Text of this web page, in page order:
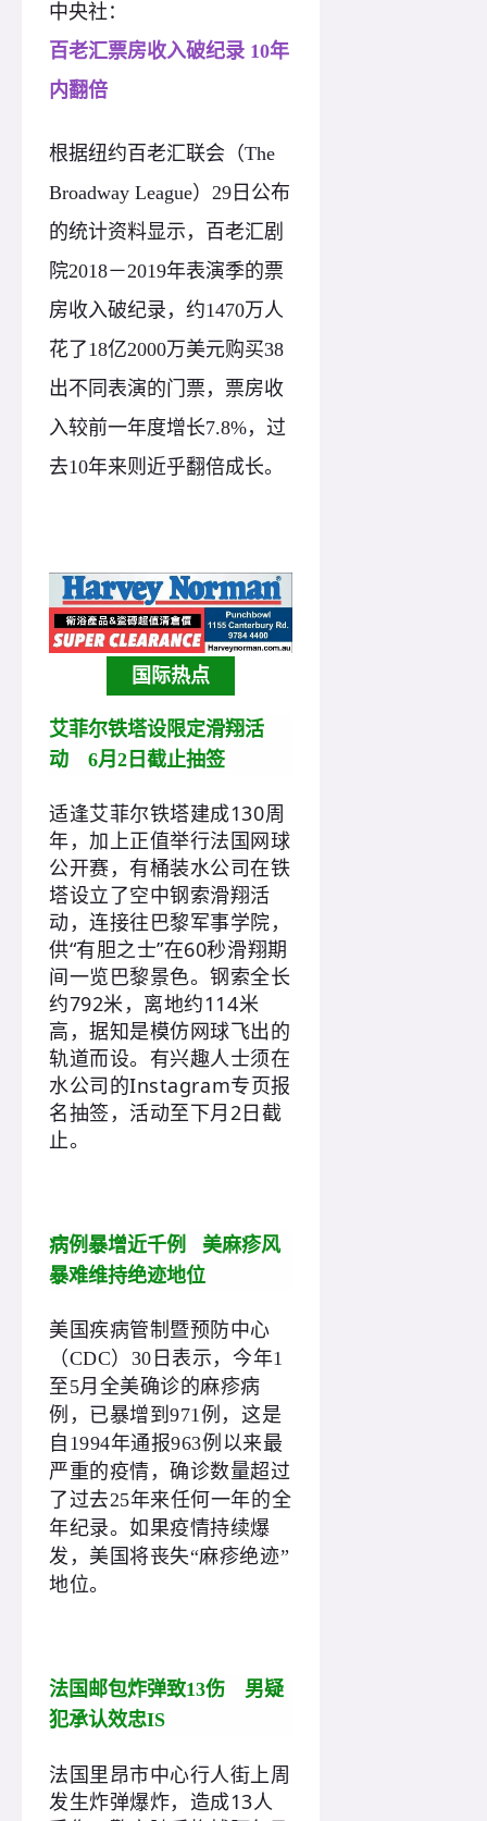
中央社：
百老汇票房收入破纪录 10年
内翻倍
根据纽约百老汇联会（The
Broadway League）29日公布
的统计资料显示，百老汇剧
院2018－2019年表演季的票
房收入破纪录，约1470万人
花了18亿2000万美元购买38
出不同表演的门票，票房收
入较前一年度增长7.8%，过
去10年来则近乎翻倍成长。
国际热点
艾菲尔铁塔设限定滑翔活
动 6月2日截止抽签
适逢艾菲尔铁塔建成130周
年，加上正值举行法国网球
公开赛，有桶装水公司在铁
塔设立了空中钢索滑翔活
动，连接往巴黎军事学院，
供“有胆之士”在60秒滑翔期
间一览巴黎景色。钢索全长
约792米，离地约114米
高，据知是模仿网球飞出的
轨道而设。有兴趣人士须在
水公司的Instagram专页报
名抽签，活动至下月2日截
止。
病例暴增近千例 美麻疹风
暴难维持绝迹地位
美国疾病管制暨预防中心
（CDC）30日表示，今年1
至5月全美确诊的麻疹病
例，已暴增到971例，这是
自1994年通报963例以来最
严重的疫情，确诊数量超过
了过去25年来任何一年的全
年纪录。如果疫情持续爆
发，美国将丧失“麻疹绝迹”
地位。
法国邮包炸弹致13伤 男疑
犯承认效忠IS
法国里昂市中心行人街上周
发生炸弹爆炸，造成13人